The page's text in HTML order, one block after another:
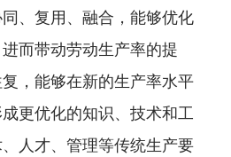
、复用、融合，能够优化
而带动劳动生产率的提
，能够在新的生产率水平
更优化的知识、技术和工
人才、管理等传统生产要